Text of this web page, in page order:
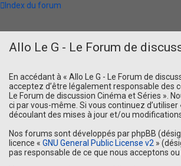
Index du forum
Allo Le G - Le Forum de
En accédant à « Allo Le G - Le Forum de
acceptez d’être légalement responsable des
Le Forum de discussion Cinéma et Séries ».
ci par vous-même. Si vous continuez
découlant des mises à jour et/ou
Nos forums sont développés par phpBB
licence « GNU General Public License v2 »
pas responsable de ce que nous acceptons